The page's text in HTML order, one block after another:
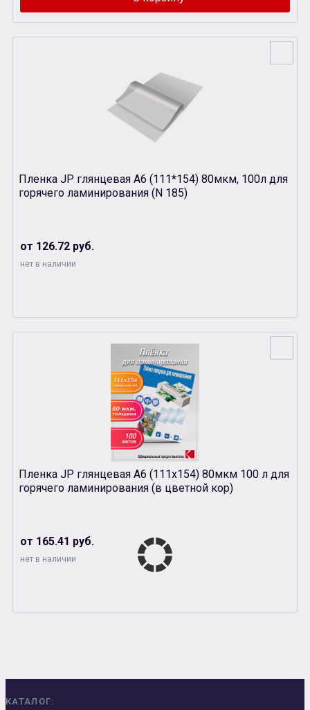
Пленка JP глянцевая А6 (111*154) 80мкм, 100л для
горячего ламинирования (N 185)
от 126.72 руб.
нет в наличии
Пленка JP глянцевая А6 (111х154) 80мкм 100 л для
горячего ламинирования (в цветной кор)
от 165.41 руб.
нет в наличии
КАТАЛОГ: